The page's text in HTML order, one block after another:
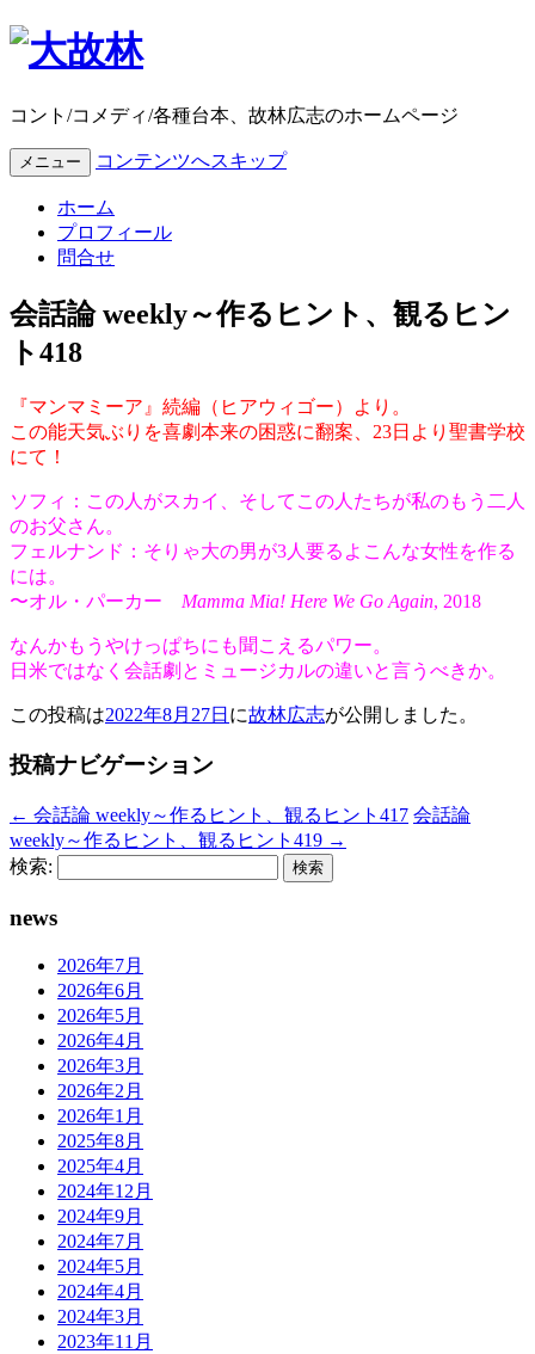
コント/コメディ/各種台本、故林広志のホームページ
メニュー コンテンツへスキップ
ホーム
プロフィール
問合せ
会話論 weekly～作るヒント、観るヒン
ト418
『マンマミーア』続編（ヒアウィゴー）より。
この能天気ぶりを喜劇本来の困惑に翻案、23日より聖書学校
にて！
ソフィ：この人がスカイ、そしてこの人たちが私のもう二人
のお父さん。
フェルナンド：そりゃ大の男が3人要るよこんな女性を作る
には。
〜オル・パーカー Mamma Mia! Here We Go Again, 2018
なんかもうやけっぱちにも聞こえるパワー。
日米ではなく会話劇とミュージカルの違いと言うべきか。
この投稿は2022年8月27日 に故林広志が公開しました 。
投稿ナビゲーション
← 会話論 weekly～作るヒント、観るヒント417 会話論
weekly～作るヒント、観るヒント419 →
検索:
news
2026年7月
2026年6月
2026年5月
2026年4月
2026年3月
2026年2月
2026年1月
2025年8月
2025年4月
2024年12月
2024年9月
2024年7月
2024年5月
2024年4月
2024年3月
2023年11月